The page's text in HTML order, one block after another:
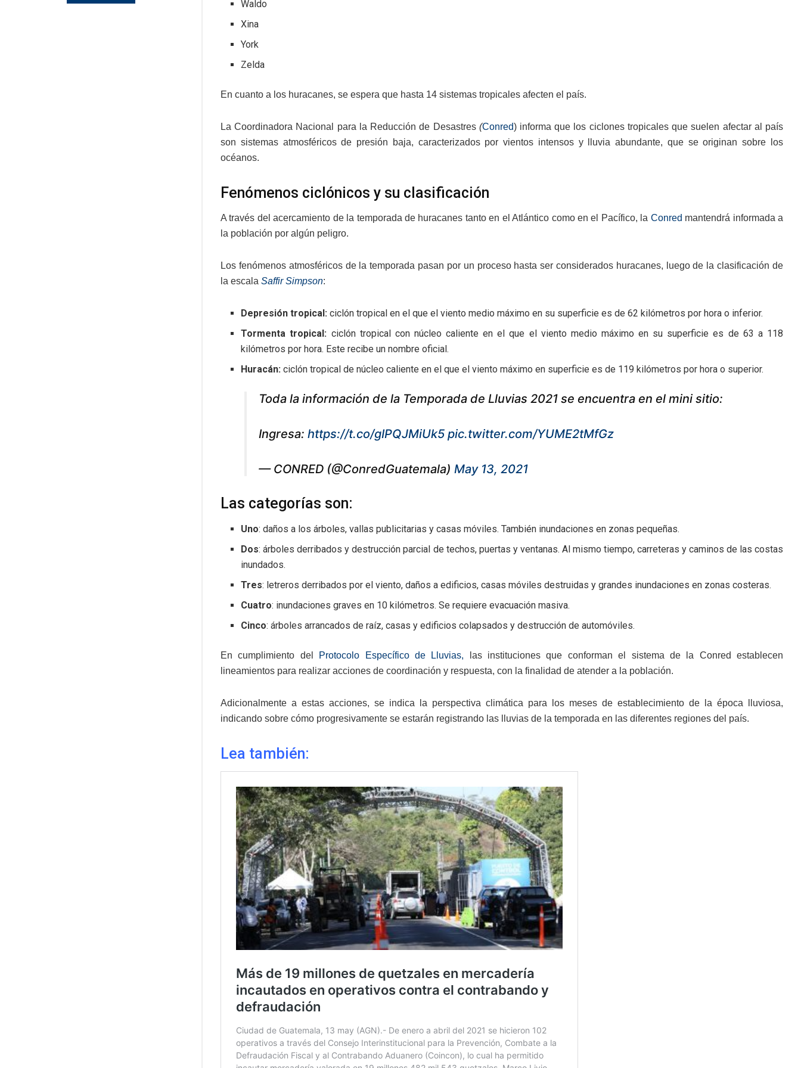
Waldo
Xina
York
Zelda
En cuanto a los huracanes, se espera que hasta 14 sistemas tropicales afecten el país.
La Coordinadora Nacional para la Reducción de Desastres (Conred) informa que los ciclones tropicales que suelen afectar al país
son sistemas atmosféricos de presión baja, caracterizados por vientos intensos y lluvia abundante, que se originan sobre los
océanos.
Fenómenos ciclónicos y su clasificación
A través del acercamiento de la temporada de huracanes tanto en el Atlántico como en el Pacífico, la Conred mantendrá informada a
la población por algún peligro.
Los fenómenos atmosféricos de la temporada pasan por un proceso hasta ser considerados huracanes, luego de la clasificación de
la escala Saffir Simpson:
Depresión tropical: ciclón tropical en el que el viento medio máximo en su superficie es de 62 kilómetros por hora o inferior.
Tormenta tropical: ciclón tropical con núcleo caliente en el que el viento medio máximo en su superficie es de 63 a 118
kilómetros por hora. Este recibe un nombre oficial.
Huracán: ciclón tropical de núcleo caliente en el que el viento máximo en superficie es de 119 kilómetros por hora o superior.
Toda la información de la Temporada de Lluvias 2021 se encuentra en el mini sitio:
Ingresa: https://t.co/gIPQJMiUk5 pic.twitter.com/YUME2tMfGz
— CONRED (@ConredGuatemala) May 13, 2021
Las categorías son:
Uno: daños a los árboles, vallas publicitarias y casas móviles. También inundaciones en zonas pequeñas.
Dos: árboles derribados y destrucción parcial de techos, puertas y ventanas. Al mismo tiempo, carreteras y caminos de las costas
inundados.
Tres: letreros derribados por el viento, daños a edificios, casas móviles destruidas y grandes inundaciones en zonas costeras.
Cuatro: inundaciones graves en 10 kilómetros. Se requiere evacuación masiva.
Cinco: árboles arrancados de raíz, casas y edificios colapsados y destrucción de automóviles.
En cumplimiento del Protocolo Específico de Lluvias, las instituciones que conforman el sistema de la Conred establecen
lineamientos para realizar acciones de coordinación y respuesta, con la finalidad de atender a la población.
Adicionalmente a estas acciones, se indica la perspectiva climática para los meses de establecimiento de la época lluviosa,
indicando sobre cómo progresivamente se estarán registrando las lluvias de la temporada en las diferentes regiones del país.
Lea también: